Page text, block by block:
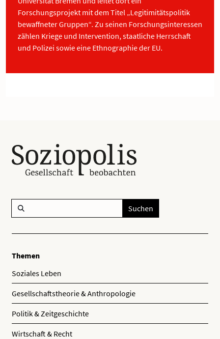
Forschungsprojekt mit dem Titel „Legitimitätspolitik
bewaffneter Gruppen“. Zu seinen Forschungsinteressen
zählen Kriege und Intervention, staatliche Herrschaft
und Polizei sowie eine Ethnographie der EU.
Suchen
Themen
Soziales Leben
Gesellschaftstheorie & Anthropologie
Politik & Zeitgeschichte
Wirtschaft & Recht